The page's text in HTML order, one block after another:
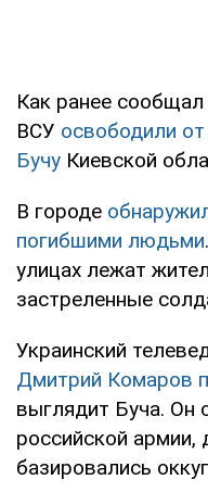
Как ранее сообщал
ВСУ освободили
Бучу Киевской
В городе
погибшими людьми
улицах лежат
застреленные
Украинский
Дмитрий Комаров
выглядит Буча. Он
российской
базировались